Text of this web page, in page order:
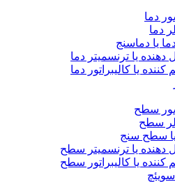
دما
دما
یا دماسنج
دهنده یا ترنسمیتر دما
کننده یا کالیبراتور دما
سطح
سطح
سطح سنج
دهنده یا ترنسمیتر سطح
کننده یا کالیبراتور سطح